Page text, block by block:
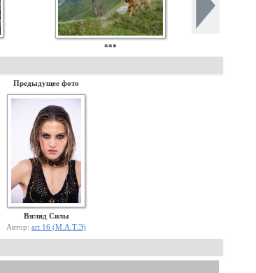
***
Предыдущее фото
Взгляд Силы
Автор: art 16 (М.А.Т.Э)